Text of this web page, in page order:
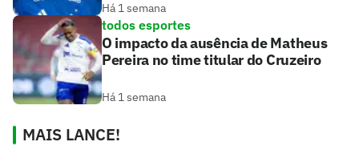
Há 1 semana
todos esportes
O impacto da ausência de Matheus
Pereira no time titular do Cruzeiro
Há 1 semana
MAIS LANCE!